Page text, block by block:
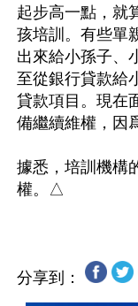
起步高一點，就
孩培訓。有些單
出來給小孫子、
至從銀行貸款給
貸款項目。現在
備繼續維權，因
據悉，培訓機構
分享到：